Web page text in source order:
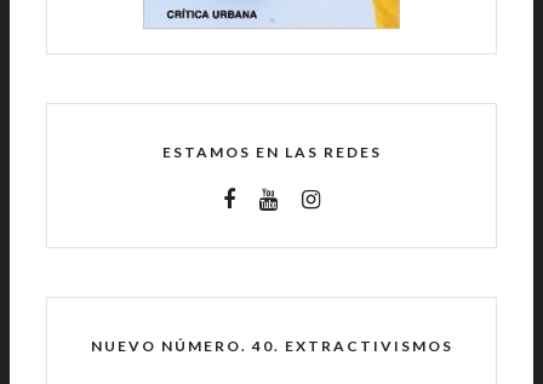
ESTAMOS EN LAS REDES
NUEVO NÚMERO. 40. EXTRACTIVISMOS